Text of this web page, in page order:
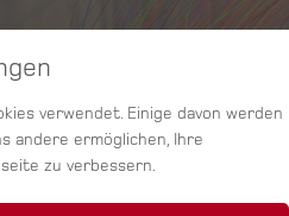
verwendet. Einige davon werden
andere ermöglichen, Ihre
zu verbessern.